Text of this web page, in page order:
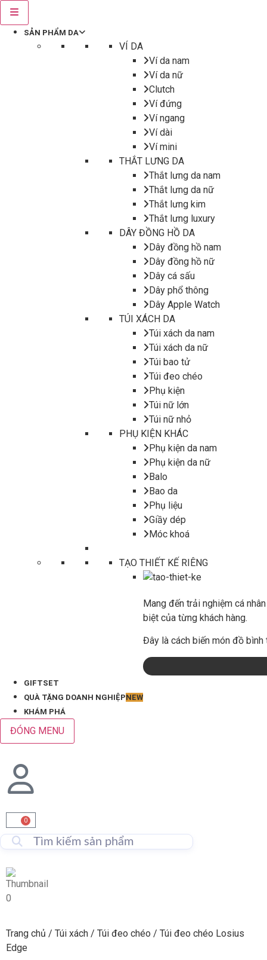
SẢN PHẨM DA
VÍ DA
Ví da nam
Ví da nữ
Clutch
Ví đứng
Ví ngang
Ví dài
Ví mini
THẮT LƯNG DA
Thắt lưng da nam
Thắt lưng da nữ
Thắt lưng kim
Thắt lưng luxury
DÂY ĐỒNG HỒ DA
Dây đồng hồ nam
Dây đồng hồ nữ
Dây cá sấu
Dây phổ thông
Dây Apple Watch
TÚI XÁCH DA
Túi xách da nam
Túi xách da nữ
Túi bao tử
Túi đeo chéo
Phụ kiện
Túi nữ lớn
Túi nữ nhỏ
PHỤ KIỆN KHÁC
Phụ kiện da nam
Phụ kiện da nữ
Balo
Bao da
Phụ liệu
Giầy dép
Móc khoá
TẠO THIẾT KẾ RIÊNG
Mang đến trải nghiệm cá
biệt của từng khách hàng.
Đây là cách biến món đồ
GIFTSET
QUÀ TẶNG DOANH NGHIỆPNEW
KHÁM PHÁ
ĐÓNG MENU
0
Trang chủ / Túi xách / Túi đeo chéo / Túi đeo chéo Losius
Edge